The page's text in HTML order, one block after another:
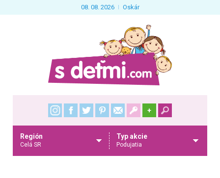
08. 08. 2026 Oskár
+
Región
Celá SR
Typ akcie
Podujatia